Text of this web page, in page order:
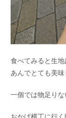
食べてみると生
あんでとても美味
一個では物足り
おかげ横丁に行